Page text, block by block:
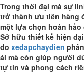
Trong thời đại mà sự
trở thành ưu tiên hàng
một lựa chọn hoàn
Sở hữu thiết kế hiện
do xedapchaydien
ái mà còn giúp người
tự tin và phong cách